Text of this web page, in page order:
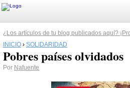
¿Los artículos de tu blog publicados aquí?
INICIO › SOLIDARIDAD
Pobres países olvidados
Por Nafuente